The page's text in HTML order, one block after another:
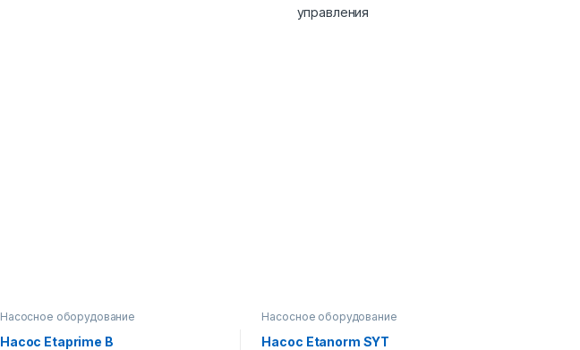
управления
Насосное оборудование
Насос Etaprime B
Насосное оборудование
Насос Etanorm SYT